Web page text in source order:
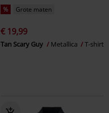
% Grote maten
€ 19,99
Tan Scary Guy Metallica T-shirt